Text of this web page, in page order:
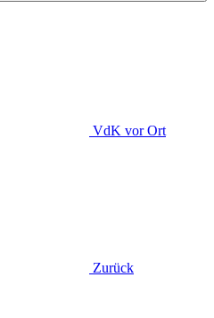
VdK vor Ort
Zurück